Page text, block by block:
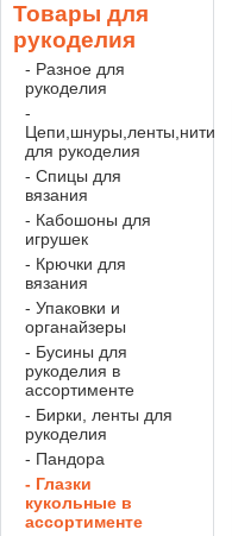
Товары для
рукоделия
- Разное для
рукоделия
-
Цепи,шнуры,ленты,нити
для рукоделия
- Спицы для
вязания
- Кабошоны для
игрушек
- Крючки для
вязания
- Упаковки и
органайзеры
- Бусины для
рукоделия в
ассортименте
- Бирки, ленты для
рукоделия
- Пандора
- Глазки
кукольные в
ассортименте